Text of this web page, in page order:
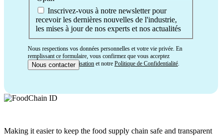
Inscrivez-vous à notre newsletter pour
recevoir les dernières nouvelles de l'industrie,
les mises à jour de nos experts et nos actualités
Nous respections vos données personnelles et votre vie privée. En
remplissant ce formulaire, vous confirmez que vous acceptez
nosConditions d’Utilisation et notre Politique de Confidentialité.
Making it easier to keep the food supply chain safe and transparent